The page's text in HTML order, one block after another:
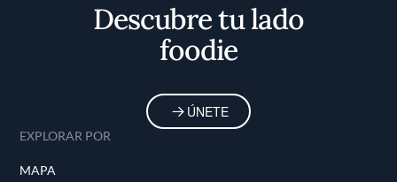
Descubre tu lado
foodie
ÚNETE
EXPLORAR POR
MAPA